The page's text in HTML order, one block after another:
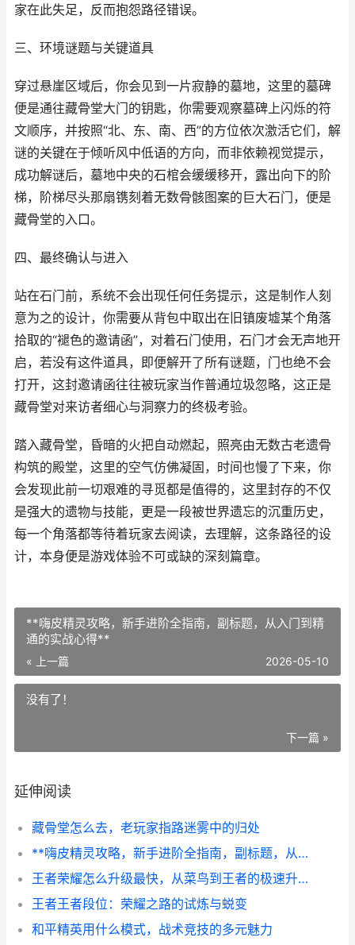
家在此失足，反而抱怨路径错误。
三、环境谜题与关键道具
穿过悬崖区域后，你会见到一片寂静的墓地，这里的墓碑
便是通往藏骨堂大门的钥匙，你需要观察墓碑上闪烁的符
文顺序，并按照“北、东、南、西”的方位依次激活它们，解
谜的关键在于倾听风中低语的方向，而非依赖视觉提示，
成功解谜后，墓地中央的石棺会缓缓移开，露出向下的阶
梯，阶梯尽头那扇镌刻着无数骨骸图案的巨大石门，便是
藏骨堂的入口。
四、最终确认与进入
站在石门前，系统不会出现任何任务提示，这是制作人刻
意为之的设计，你需要从背包中取出在旧镇废墟某个角落
拾取的“褪色的邀请函”，对着石门使用，石门才会无声地开
启，若没有这件道具，即便解开了所有谜题，门也绝不会
打开，这封邀请函往往被玩家当作普通垃圾忽略，这正是
藏骨堂对来访者细心与洞察力的终极考验。
踏入藏骨堂，昏暗的火把自动燃起，照亮由无数古老遗骨
构筑的殿堂，这里的空气仿佛凝固，时间也慢了下来，你
会发现此前一切艰难的寻觅都是值得的，这里封存的不仅
是强大的遗物与技能，更是一段被世界遗忘的沉重历史，
每一个角落都等待着玩家去阅读，去理解，这条路径的设
计，本身便是游戏体验不可或缺的深刻篇章。
**嗨皮精灵攻略，新手进阶全指南，副标题，从入门到精
通的实战心得**
« 上一篇 2026-05-10
没有了！
下一篇 »
延伸阅读
藏骨堂怎么去，老玩家指路迷雾中的归处
**嗨皮精灵攻略，新手进阶全指南，副标题，从入门到精通的实战心得**
王者荣耀怎么升级最快，从菜鸟到王者的极速升级指南副标题，资深玩家亲授高效冲级心法
王者王者段位：荣耀之路的试炼与蜕变
和平精英用什么模式，战术竞技的多元魅力